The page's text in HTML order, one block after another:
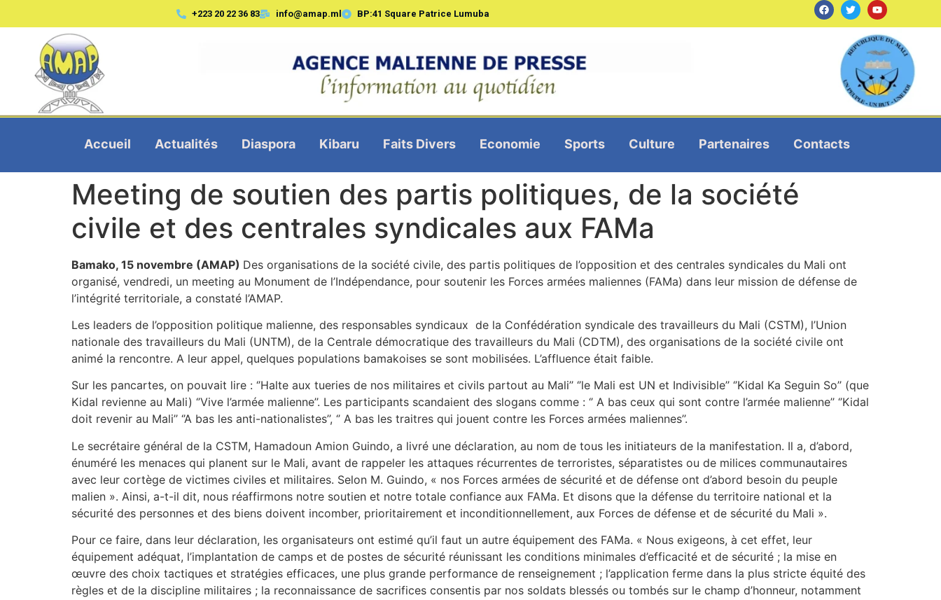
+223 20 22 36 83 info@amap.ml BP:41 Square Patrice Lumuba
Accueil Actualités Diaspora Kibaru Faits Divers Economie Sports Culture Partenaires Contacts
Meeting de soutien des partis politiques, de la société
civile et des centrales syndicales aux FAMa
Bamako, 15 novembre (AMAP) Des organisations de la société civile, des partis politiques de l’opposition et des centrales syndicales du Mali ont
organisé, vendredi, un meeting au Monument de l’Indépendance, pour soutenir les Forces armées maliennes (FAMa) dans leur mission de défense de
l’intégrité territoriale, a constaté l’AMAP.
Les leaders de l’opposition politique malienne, des responsables syndicaux de la Confédération syndicale des travailleurs du Mali (CSTM), l’Union
nationale des travailleurs du Mali (UNTM), de la Centrale démocratique des travailleurs du Mali (CDTM), des organisations de la société civile ont
animé la rencontre. A leur appel, quelques populations bamakoises se sont mobilisées. L’affluence était faible.
Sur les pancartes, on pouvait lire : ‘’Halte aux tueries de nos militaires et civils partout au Mali’’ ‘’le Mali est UN et Indivisible’’ ‘’Kidal Ka Seguin So’’ (que
Kidal revienne au Mali) ‘’Vive l’armée malienne’’. Les participants scandaient des slogans comme : ‘’ A bas ceux qui sont contre l’armée malienne’’ ‘’Kidal
doit revenir au Mali’’ ‘’A bas les anti-nationalistes’’, ‘’ A bas les traitres qui jouent contre les Forces armées maliennes’’.
Le secrétaire général de la CSTM, Hamadoun Amion Guindo, a livré une déclaration, au nom de tous les initiateurs de la manifestation. Il a, d’abord,
énuméré les menaces qui planent sur le Mali, avant de rappeler les attaques récurrentes de terroristes, séparatistes ou de milices communautaires
avec leur cortège de victimes civiles et militaires. Selon M. Guindo, « nos Forces armées de sécurité et de défense ont d’abord besoin du peuple
malien ». Ainsi, a-t-il dit, nous réaffirmons notre soutien et notre totale confiance aux FAMa. Et disons que la défense du territoire national et la
sécurité des personnes et des biens doivent incomber, prioritairement et inconditionnellement, aux Forces de défense et de sécurité du Mali ».
Pour ce faire, dans leur déclaration, les organisateurs ont estimé qu’il faut un autre équipement des FAMa. « Nous exigeons, à cet effet, leur
équipement adéquat, l’implantation de camps et de postes de sécurité réunissant les conditions minimales d’efficacité et de sécurité ; la mise en
œuvre des choix tactiques et stratégies efficaces, une plus grande performance de renseignement ; l’application ferme dans la plus stricte équité des
règles et de la discipline militaires ; la reconnaissance de sacrifices consentis par nos soldats blessés ou tombés sur le champ d’honneur, notamment